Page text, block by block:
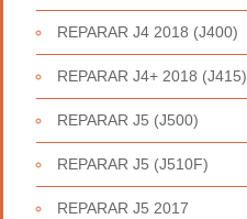
REPARAR J4 2018 (J400)
REPARAR J4+ 2018 (J415)
REPARAR J5 (J500)
REPARAR J5 (J510F)
REPARAR J5 2017